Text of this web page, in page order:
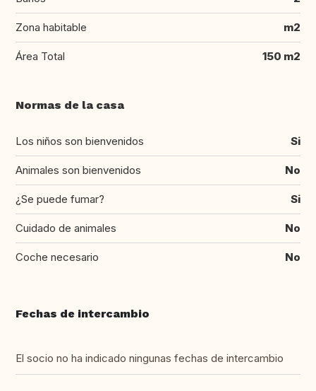
Zona habitable m2
Área Total 150 m2
Normas de la casa
Los niños son bienvenidos Si
Animales son bienvenidos No
¿Se puede fumar? Si
Cuidado de animales No
Coche necesario No
Fechas de intercambio
El socio no ha indicado ningunas fechas de intercambio